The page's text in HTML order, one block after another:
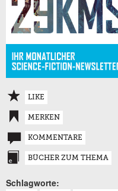
LIKE
MERKEN
KOMMENTARE
BÜCHER ZUM THEMA
Schlagworte: